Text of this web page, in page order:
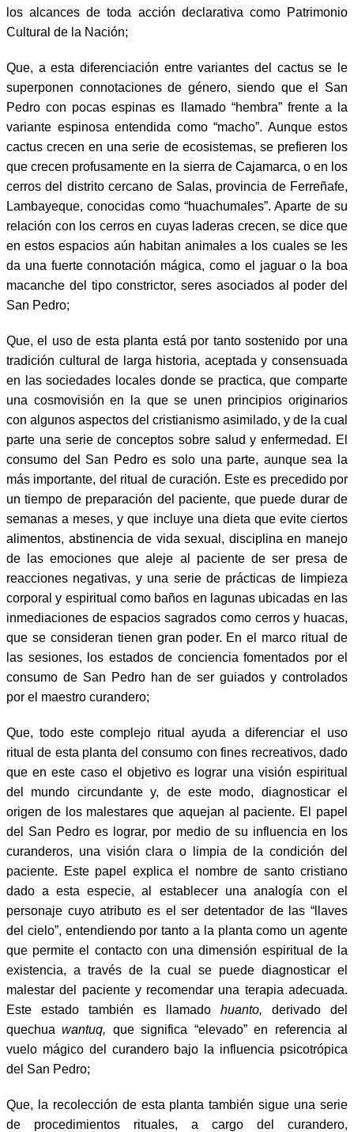
los alcances de toda acción declarativa como Patrimonio
Cultural de la Nación;
Que, a esta diferenciación entre variantes del cactus se le
superponen connotaciones de género, siendo que el San
Pedro con pocas espinas es llamado “hembra” frente a la
variante espinosa entendida como “macho”. Aunque estos
cactus crecen en una serie de ecosistemas, se prefieren los
que crecen profusamente en la sierra de Cajamarca, o en los
cerros del distrito cercano de Salas, provincia de Ferreñafe,
Lambayeque, conocidas como “huachumales”. Aparte de su
relación con los cerros en cuyas laderas crecen, se dice que
en estos espacios aún habitan animales a los cuales se les
da una fuerte connotación mágica, como el jaguar o la boa
macanche del tipo constrictor, seres asociados al poder del
San Pedro;
Que, el uso de esta planta está por tanto sostenido por una
tradición cultural de larga historia, aceptada y consensuada
en las sociedades locales donde se practica, que comparte
una cosmovisión en la que se unen principios originarios
con algunos aspectos del cristianismo asimilado, y de la cual
parte una serie de conceptos sobre salud y enfermedad. El
consumo del San Pedro es solo una parte, aunque sea la
más importante, del ritual de curación. Este es precedido por
un tiempo de preparación del paciente, que puede durar de
semanas a meses, y que incluye una dieta que evite ciertos
alimentos, abstinencia de vida sexual, disciplina en manejo
de las emociones que aleje al paciente de ser presa de
reacciones negativas, y una serie de prácticas de limpieza
corporal y espiritual como baños en lagunas ubicadas en las
inmediaciones de espacios sagrados como cerros y huacas,
que se consideran tienen gran poder. En el marco ritual de
las sesiones, los estados de conciencia fomentados por el
consumo de San Pedro han de ser guiados y controlados
por el maestro curandero;
Que, todo este complejo ritual ayuda a diferenciar el uso
ritual de esta planta del consumo con fines recreativos, dado
que en este caso el objetivo es lograr una visión espiritual
del mundo circundante y, de este modo, diagnosticar el
origen de los malestares que aquejan al paciente. El papel
del San Pedro es lograr, por medio de su influencia en los
curanderos, una visión clara o limpia de la condición del
paciente. Este papel explica el nombre de santo cristiano
dado a esta especie, al establecer una analogía con el
personaje cuyo atributo es el ser detentador de las “llaves
del cielo”, entendiendo por tanto a la planta como un agente
que permite el contacto con una dimensión espiritual de la
existencia, a través de la cual se puede diagnosticar el
malestar del paciente y recomendar una terapia adecuada.
Este estado también es llamado huanto, derivado del
quechuawantuq, que significa “elevado” en referencia al
vuelo mágico del curandero bajo la influencia psicotrópica
del San Pedro;
Que, la recolección de esta planta también sigue una serie
de procedimientos rituales, a cargo del curandero,